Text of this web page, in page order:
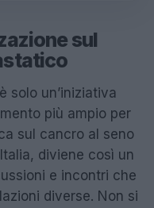
sul
solo un’iniziativa
più ampio per
sul cancro al seno
diviene così un
e incontri che
diverse. Non si